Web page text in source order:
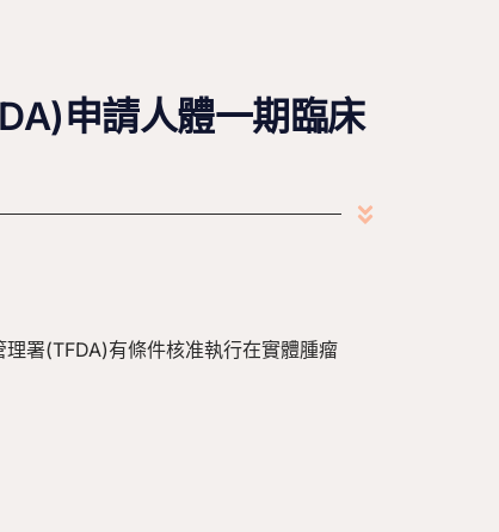
申請人體一期臨床
署(TFDA)有條件核准執行在實體腫瘤